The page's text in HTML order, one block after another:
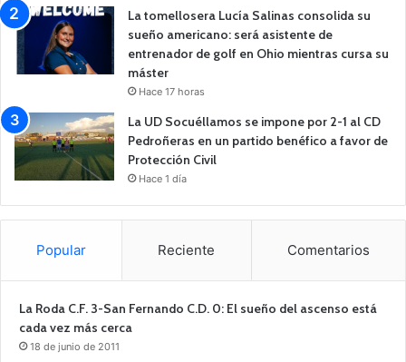
La tomellosera Lucía Salinas consolida su
sueño americano: será asistente de
entrenador de golf en Ohio mientras cursa su
máster
Hace 17 horas
La UD Socuéllamos se impone por 2-1 al CD
Pedroñeras en un partido benéfico a favor de
Protección Civil
Hace 1 día
Popular Reciente Comentarios
La Roda C.F. 3-San Fernando C.D. 0: El sueño del ascenso está
cada vez más cerca
18 de junio de 2011